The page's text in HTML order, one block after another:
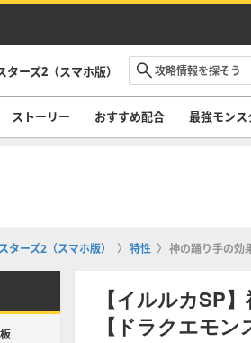
ーズ2（スマホ版）
ストーリー おすすめ配合 最強モンス
ターズ2（スマホ版） 特性 神の踊り手の効
【イルルカSP
【ドラクエモン